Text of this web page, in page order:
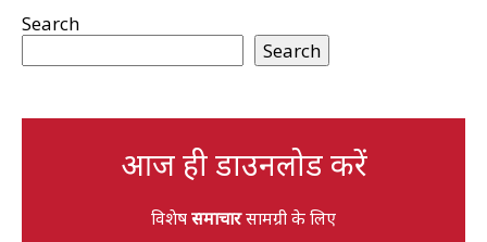
Search
Search
आज ही डाउनलोड करें
विशेषसमाचारसामग्री के लिए